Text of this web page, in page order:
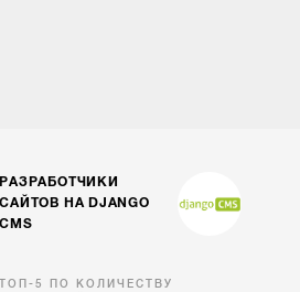
РАЗРАБОТЧИКИ
САЙТОВ НА DJANGO
CMS
ТОП-5 ПО КОЛИЧЕСТВУ